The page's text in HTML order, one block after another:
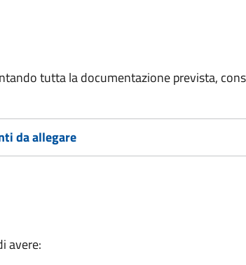
tutta la documentazione prevista,
da allegare
avere: